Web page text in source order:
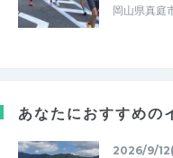
岡山県真庭
あなたにおすすめの
2026/9/